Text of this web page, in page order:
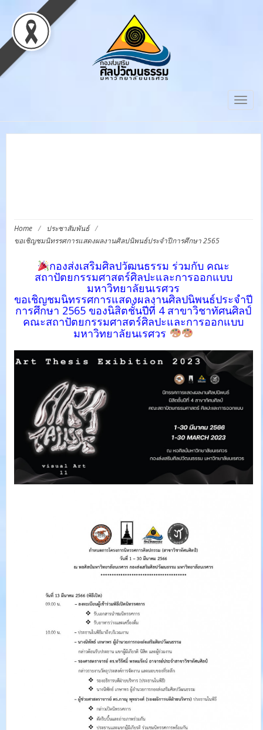
Home / ประชาสัมพันธ์ /
ขอเชิญชมนิทรรศการแสดงผลงานศิลปนิพนธ์ประจำปีการศึกษา 2565
กองส่งเสริมศิลปวัฒนธรรม ร่วมกับ คณะ
สถาปัตยกรรมศาสตร์ศิลปะและการออกแบบ
มหาวิทยาลัยนเรศวร
ขอเชิญชมนิทรรศการแสดงผลงานศิลปนิพนธ์ประจำปี
การศึกษา 2565 ของนิสิตชั้นปีที่ 4 สาขาวิชาทัศนศิลป์
คณะสถาปัตยกรรมศาสตร์ศิลปะและการออกแบบ
มหาวิทยาลัยนเรศวร